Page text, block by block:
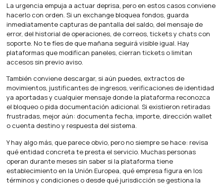
La urgencia empuja a actuar deprisa, pero en estos casos conviene
hacerlo con orden. Si un exchange bloquea fondos, guarda
inmediatamente capturas de pantalla del saldo, del mensaje de
error, del historial de operaciones, de correos, tickets y chats con
soporte. No te fíes de que mañana seguirá visible igual. Hay
plataformas que modifican paneles, cierran tickets o limitan
accesos sin previo aviso.
También conviene descargar, si aún puedes, extractos de
movimientos, justificantes de ingresos, verificaciones de identidad
ya aportadas y cualquier mensaje donde la plataforma reconozca
el bloqueo o pida documentación adicional. Si existieron retiradas
frustradas, mejor aún: documenta fecha, importe, dirección wallet
o cuenta destino y respuesta del sistema.
Y hay algo más, que parece obvio, pero no siempre se hace: revisa
qué entidad concreta te presta el servicio. Muchas personas
operan durante meses sin saber si la plataforma tiene
establecimiento en la Unión Europea, qué empresa figura en los
términos y condiciones o desde qué jurisdicción se gestiona la